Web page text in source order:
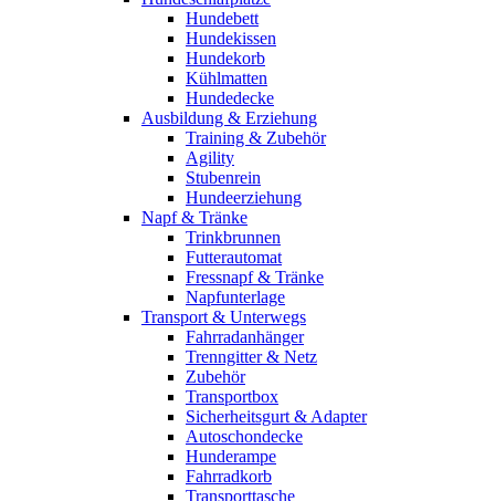
Hundebett
Hundekissen
Hundekorb
Kühlmatten
Hundedecke
Ausbildung & Erziehung
Training & Zubehör
Agility
Stubenrein
Hundeerziehung
Napf & Tränke
Trinkbrunnen
Futterautomat
Fressnapf & Tränke
Napfunterlage
Transport & Unterwegs
Fahrradanhänger
Trenngitter & Netz
Zubehör
Transportbox
Sicherheitsgurt & Adapter
Autoschondecke
Hunderampe
Fahrradkorb
Transporttasche